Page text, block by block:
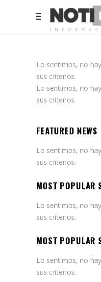
Lo sentimos, no
sus criterios.
Lo sentimos, no
sus criterios.
FEATURED NEWS
Lo sentimos, no
sus criterios.
MOST POPULAR
Lo sentimos, no
sus criterios.
MOST POPULAR
Lo sentimos, no
sus criterios.